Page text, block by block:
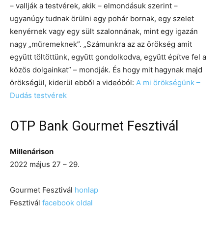
– vallják a testvérek, akik – elmondásuk szerint –
ugyanúgy tudnak örülni egy pohár bornak, egy szelet
kenyérnek vagy egy sült szalonnának, mint egy igazán
nagy „műremeknek”. „Számunkra az az örökség amit
együtt töltöttünk, együtt gondolkodva, együtt építve fel a
közös dolgainkat” – mondják. És hogy mit hagynak majd
örökségül, kiderül ebből a videóból: A mi örökségünk –
Dudás testvérek
OTP Bank Gourmet Fesztivál
Millenárison
2022 május 27 – 29.
Gourmet Fesztivál honlap
Fesztivál facebook oldal